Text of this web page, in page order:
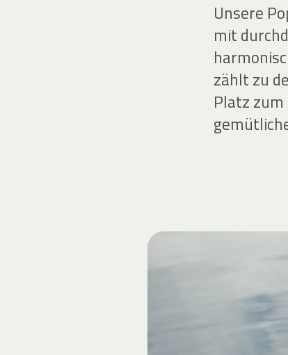
Unsere
mit
zählt zu
Platz